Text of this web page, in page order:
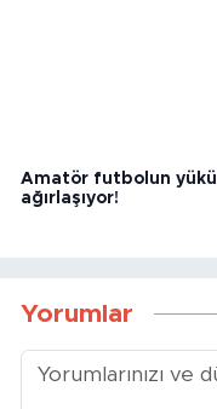
Amatör futbolun yükü
ağırlaşıyor!
Yorumlar